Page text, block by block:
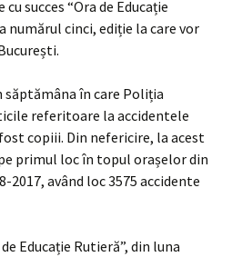
succes “Ora de Educație
numărul cinci, ediție la care vor
în care Poliția
referitoare la accidentele
copiii. Din nefericire, la acest
primul loc în topul orașelor din
2017, având loc 3575 accidente
Educație Rutieră”, din luna